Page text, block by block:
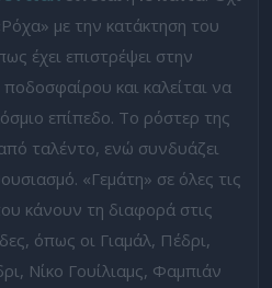
με την κατάκτηση του
έχει επιστρέψει στην
και καλείται να
επίπεδο. Το ρόστερ της
ταλέντο, ενώ συνδυάζει
«Γεμάτη» σε όλες τις
κάνουν τη διαφορά στις
όπως οι Γιαμάλ, Πέδρι,
Νίκο Γουίλιαμς, Φαμπιάν